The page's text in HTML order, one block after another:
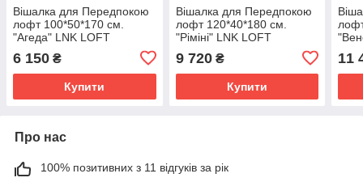
Вішалка для Передпокою
лофт 100*50*170 см.
"Агеда" LNK LOFT
6 150 ₴
Купити
Вішалка для Передпокою
лофт 120*40*180 см.
"Ріміні" LNK LOFT
9 720₴
Купити
11
Про нас
100% позитивних з 11 відгуків за рік